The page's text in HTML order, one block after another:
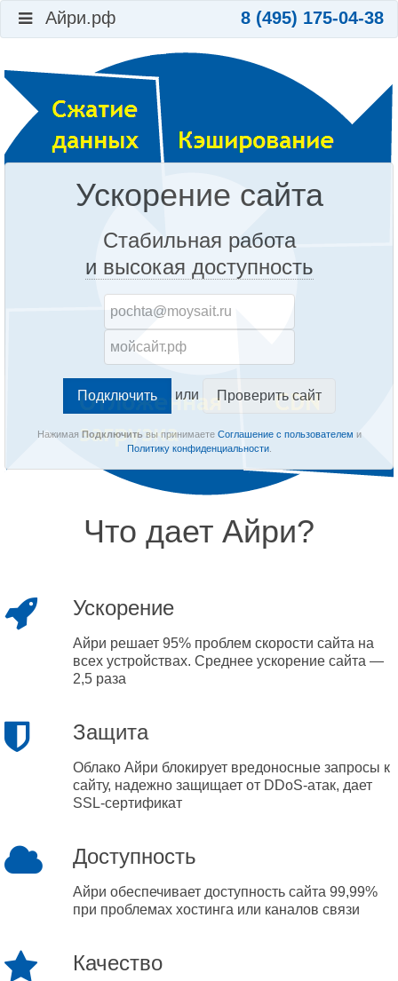
Айри.рф 8 (495) 175-04-38
Ускорение сайта
Стабильная работа
и высокая доступность
или Проверить сайт
Нажимая Подключитьвы принимаете Соглашение с пользователем и
Политику конфиденциальности.
Что дает Айри?
Ускорение
Айри решает 95% проблем скорости сайта на
всех устройствах. Среднее ускорение сайта —
2,5 раза
Защита
Облако Айри блокирует вредоносные запросы к
сайту, надежно защищает от DDoS-атак, дает
SSL-сертификат
Доступность
Айри обеспечивает доступность сайта 99,99%
при проблемах хостинга или каналов связи
Качество